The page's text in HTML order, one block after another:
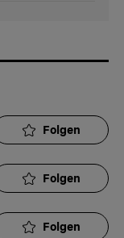
Folgen
Folgen
Folgen